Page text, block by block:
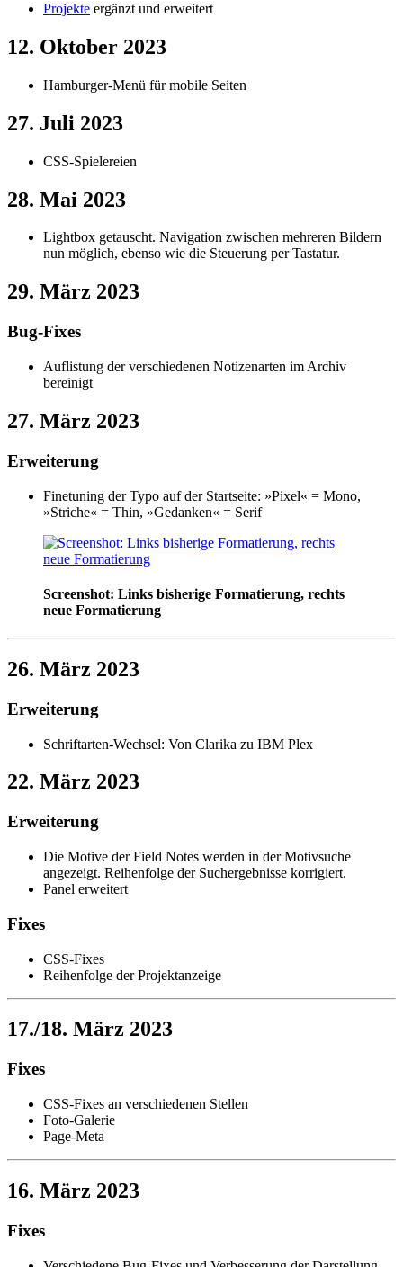
Projekte ergänzt und erweitert
12. Oktober 2023
Hamburger-Menü für mobile Seiten
27. Juli 2023
CSS-Spielereien
28. Mai 2023
Lightbox getauscht. Navigation zwischen mehreren Bildern
nun möglich, ebenso wie die Steuerung per Tastatur.
29. März 2023
Bug-Fixes
Auflistung der verschiedenen Notizenarten im Archiv
bereinigt
27. März 2023
Erweiterung
Finetuning der Typo auf der Startseite: »Pixel« = Mono,
»Striche« = Thin, »Gedanken« = Serif
Screenshot: Links bisherige Formatierung, rechts
neue Formatierung
26. März 2023
Erweiterung
Schriftarten-Wechsel: Von Clarika zu IBM Plex
22. März 2023
Erweiterung
Die Motive der Field Notes werden in der Motivsuche
angezeigt. Reihenfolge der Suchergebnisse korrigiert.
Panel erweitert
Fixes
CSS-Fixes
Reihenfolge der Projektanzeige
17./18. März 2023
Fixes
CSS-Fixes an verschiedenen Stellen
Foto-Galerie
Page-Meta
16. März 2023
Fixes